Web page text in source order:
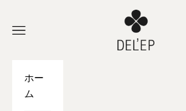
ナビゲーションを開く
ホー
ム